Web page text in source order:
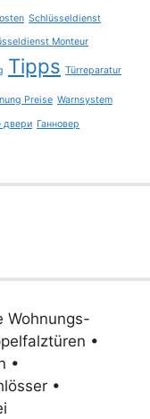
Schlüsseldienst
Monteur
Tipps Türreparatur
Preise Warnsystem
двери Ганновер
Wohnungs-
•
•
•